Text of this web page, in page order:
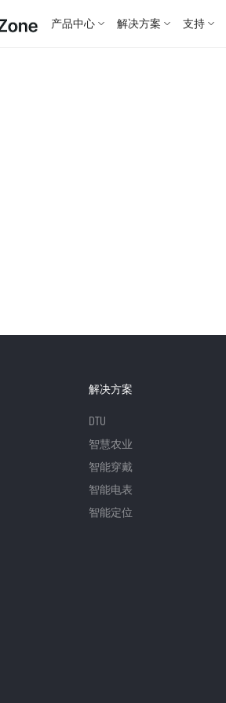
产品中心 解决方案 支持
解决方案
DTU
智慧农业
智能穿戴
智能电表
智能定位